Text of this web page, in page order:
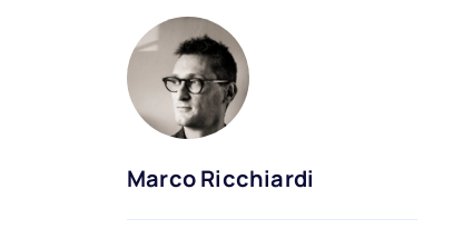
Marco Ricchiardi